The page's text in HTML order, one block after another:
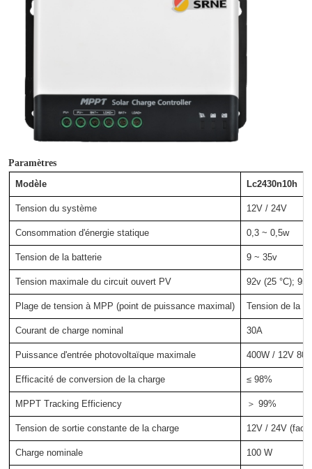
Paramètres
Modèle Lc2430n10h
Tension du système 12V / 24V
Consommation d'énergie statique 0,3 ~ 0,5w
Tension de la batterie 9 ~ 35v
Tension maximale du circuit ouvert PV 92v (25 °C);
Plage de tension à MPP (point de puissance maximal) Tension de la
Courant de charge nominal 30A
Puissance d'entrée photovoltaïque maximale 400W / 12V
Efficacité de conversion de la charge ≤ 98%
MPPT Tracking Efficiency ＞ 99%
Tension de sortie constante de la charge 12V / 24V
Charge nominale 100 W